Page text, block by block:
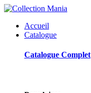
Accueil
Catalogue
Catalogue Complet